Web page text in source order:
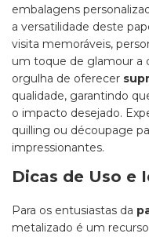
embalagens
a versatilidade deste
visita memoráveis,
um toque de glamour a
orgulha de oferecer
qualidade, garantindo
o impacto desejado.
quilling ou découpage
impressionantes.
Dicas de Uso e
Para os entusiastas da
metalizado é um